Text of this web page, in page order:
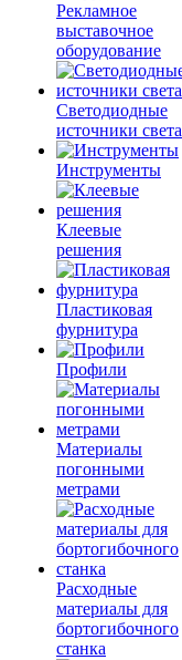
Рекламное
выставочное
оборудование
Светодиодные
источники света
Инструменты
Клеевые
решения
Пластиковая
фурнитура
Профили
Материалы
погонными
метрами
Расходные
материалы для
бортогибочного
станка